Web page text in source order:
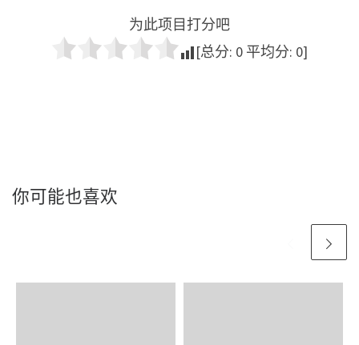
为此项目打分吧
[总分: 0 平均分: 0]
你可能也喜欢